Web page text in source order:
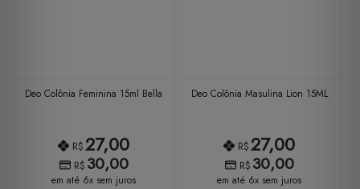
Deo Colônia Feminina 15ml Bella
R$27,00
R$ 30,00
em até 6x sem juros
Deo Colônia Masulina Lion 15ML
R$27,00
R$ 30,00
em até 6x sem juros